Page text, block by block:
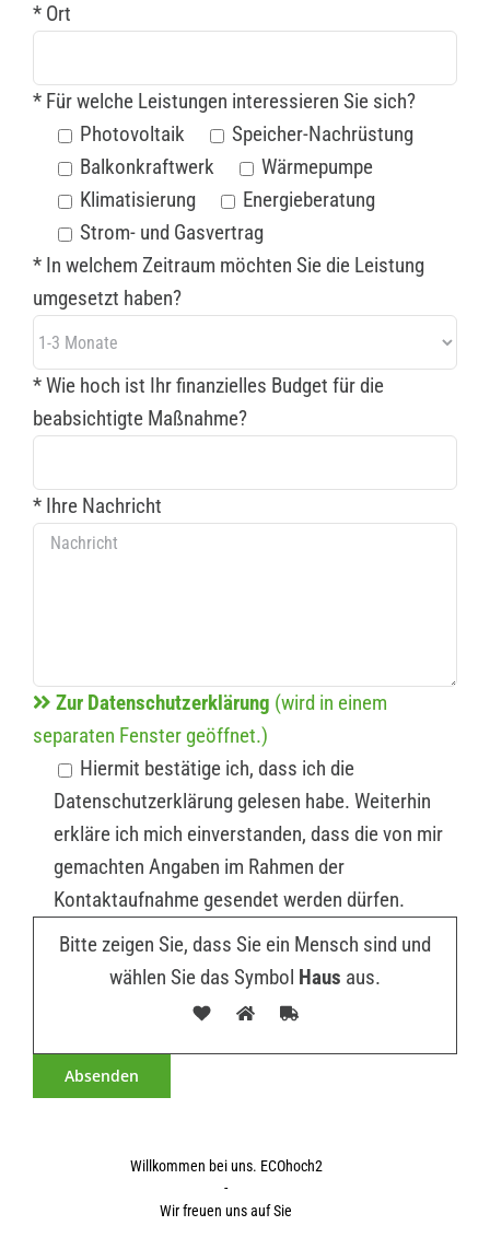
* Ort
* Für welche Leistungen interessieren Sie sich?
Photovoltaik
Speicher-Nachrüstung
Balkonkraftwerk
Wärmepumpe
Klimatisierung
Energieberatung
Strom- und Gasvertrag
* In welchem Zeitraum möchten Sie die Leistung
umgesetzt haben?
* Wie hoch ist Ihr finanzielles Budget für die
beabsichtigte Maßnahme?
* Ihre Nachricht
Zur Datenschutzerklärung (wird in einem
separaten Fenster geöffnet.)
Hiermit bestätige ich, dass ich die
Datenschutzerklärung gelesen habe. Weiterhin
erkläre ich mich einverstanden, dass die von mir
gemachten Angaben im Rahmen der
Kontaktaufnahme gesendet werden dürfen.
Bitte zeigen Sie, dass Sie ein Mensch sind und
wählen Sie das Symbol Haus aus.
Willkommen bei uns. ECOhoch2
-
Wir freuen uns auf Sie